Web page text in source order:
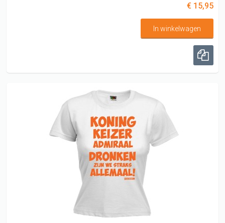
€ 15,95
In winkelwagen